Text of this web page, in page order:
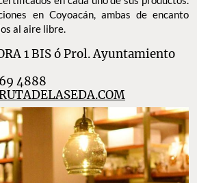
en Coyoacán, ambas de encanto
al aire libre.
1 BIS ó Prol. Ayuntamiento
4888